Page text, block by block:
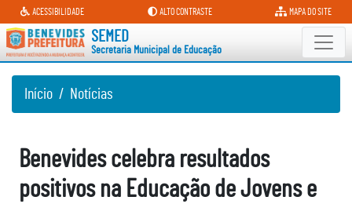
Secretaria Municipal de
ACESSIBILIDADE ALTO CONTRASTE MAPA DO SITE
SEMED
Secretaria Municipal de Educação
Início Notícias
Benevides celebra resultados
positivos na Educação de Jovens e